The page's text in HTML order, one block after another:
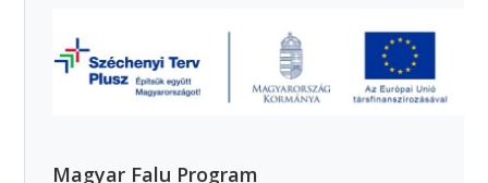
Magyar Falu Program